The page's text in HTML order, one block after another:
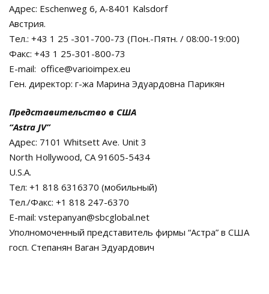
Адрес: Eschenweg 6, A-8401 Kalsdorf
Австрия.
Тел.: +43 1 25 -301-700-73 (Пон.-Пятн. / 08:00-19:00)
Факс: +43 1 25-301-800-73
E-mail: office@varioimpex.eu
Ген. директор: г-жа Марина Эдуардовна Парикян
Представительство в США
“Astra JV”
Адрес: 7101 Whitsett Ave. Unit 3
North Hollywood, CA 91605-5434
U.S.A.
Тел: +1 818 6316370 (мобильный)
Тел./Факс: +1 818 247-6370
E-mail: vstepanyan@sbcglobal.net
Уполномоченный представитель фирмы “Астра” в США
госп. Степанян Ваган Эдуардович